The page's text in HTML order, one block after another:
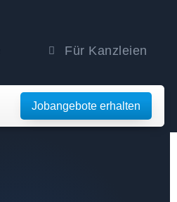
Für Kanzleien
Jobangebote erhalten